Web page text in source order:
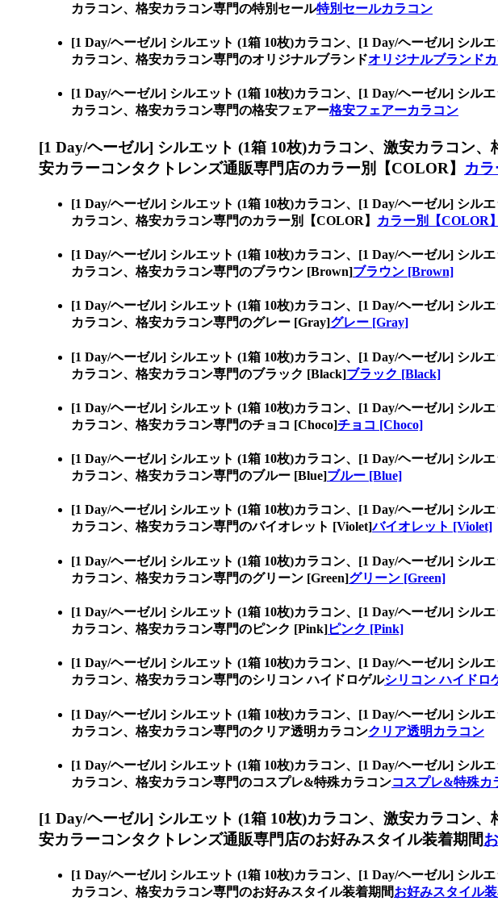
カラコン、格安カラコン専門の特別セール特別セールカラコン
[1 Day/ヘーゼル] シルエット (1箱 10枚)カラコン、 [1 Day/ヘーゼル] シル
カラコン、格安カラコン専門のオリジナルブランドオリジナルブランド
[1 Day/ヘーゼル] シルエット (1箱 10枚)カラコン、 [1 Day/ヘーゼル] シル
カラコン、格安カラコン専門の格安フェアー格安フェアーカラコン
[1 Day/ヘーゼル] シルエット (1箱 10枚)カラコン、 激安カラコン、
安カラーコンタクトレンズ通販専門店のカラー別【COLOR】 カ
[1 Day/ヘーゼル] シルエット (1箱 10枚)カラコン、 [1 Day/ヘーゼル] シル
カラコン、格安カラコン専門のカラー別【COLOR】
カラー別【COLOR
[1 Day/ヘーゼル] シルエット (1箱 10枚)カラコン、 [1 Day/ヘーゼル] シル
カラコン、格安カラコン専門のブラウン [Brown]ブラウン [Brown]
[1 Day/ヘーゼル] シルエット (1箱 10枚)カラコン、 [1 Day/ヘーゼル] シル
カラコン、格安カラコン専門のグレー [Gray]グレー [Gray]
[1 Day/ヘーゼル] シルエット (1箱 10枚)カラコン、 [1 Day/ヘーゼル] シル
カラコン、格安カラコン専門のブラック [Black]ブラック [Black]
[1 Day/ヘーゼル] シルエット (1箱 10枚)カラコン、 [1 Day/ヘーゼル] シル
カラコン、格安カラコン専門のチョコ [Choco]チョコ [Choco]
[1 Day/ヘーゼル] シルエット (1箱 10枚)カラコン、 [1 Day/ヘーゼル] シル
カラコン、格安カラコン専門のブルー [Blue]ブルー [Blue]
[1 Day/ヘーゼル] シルエット (1箱 10枚)カラコン、
[1 Day/ヘーゼル] シル
カラコン、格安カラコン専門のバイオレット [Violet]バイオレット [Violet]
[1 Day/ヘーゼル] シルエット (1箱 10枚)カラコン、 [1 Day/ヘーゼル] シル
カラコン、格安カラコン専門のグリーン [Green]グリーン [Green]
[1 Day/ヘーゼル] シルエット (1箱 10枚)カラコン、 [1 Day/ヘーゼル] シル
カラコン、格安カラコン専門のピンク [Pink]ピンク [Pink]
[1 Day/ヘーゼル] シルエット (1箱 10枚)カラコン、 [1 Day/ヘーゼル] シル
カラコン、格安カラコン専門のシリコン ハイドロゲルシリコン ハイドロ
[1 Day/ヘーゼル] シルエット (1箱 10枚)カラコン、 [1 Day/ヘーゼル] シル
カラコン、格安カラコン専門のクリア透明カラコンクリア透明カラコン
[1 Day/ヘーゼル] シルエット (1箱 10枚)カラコン、 [1 Day/ヘーゼル] シル
カラコン、格安カラコン専門のコスプレ&特殊カラコンコスプレ&特殊カ
[1 Day/ヘーゼル] シルエット (1箱 10枚)カラコン、 激安カラコン、
安カラーコンタクトレンズ通販専門店のお好みスタイル装着期間
[1 Day/ヘーゼル] シルエット (1箱 10枚)カラコン、 [1 Day/ヘーゼル] シル
カラコン、格安カラコン専門のお好みスタイル装着期間お好みスタイル